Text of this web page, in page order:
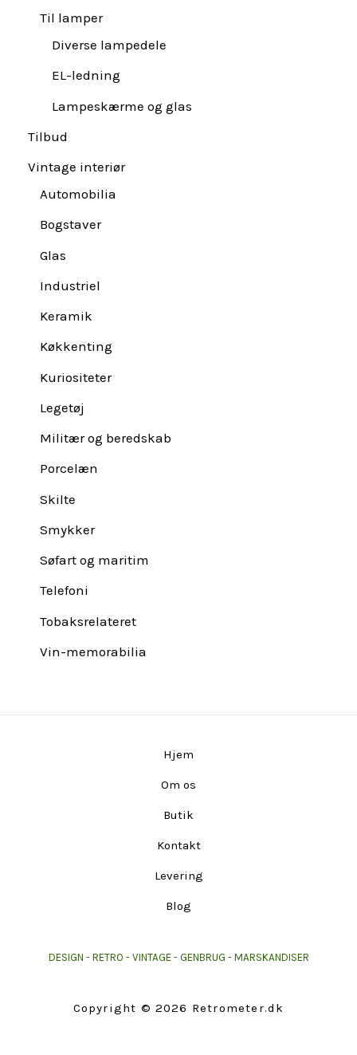
Til lamper
Diverse lampedele
EL-ledning
Lampeskærme og glas
Tilbud
Vintage interiør
Automobilia
Bogstaver
Glas
Industriel
Keramik
Køkkenting
Kuriositeter
Legetøj
Militær og beredskab
Porcelæn
Skilte
Smykker
Søfart og maritim
Telefoni
Tobaksrelateret
Vin-memorabilia
Hjem
Om os
Butik
Kontakt
Levering
Blog
DESIGN - RETRO - VINTAGE - GENBRUG - MARSKANDISER
Copyright © 2026 Retrometer.dk